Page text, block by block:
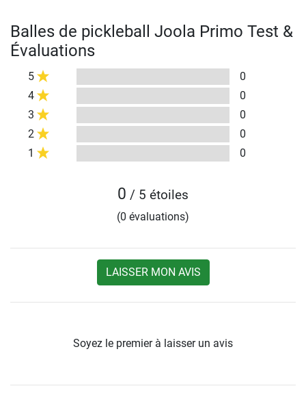
Balles de pickleball Joola Primo Test &
Évaluations
5
0
4
0
3
0
2
0
1
0
0 / 5 étoiles
(0 évaluations)
LAISSER MON AVIS
Soyez le premier à laisser un avis